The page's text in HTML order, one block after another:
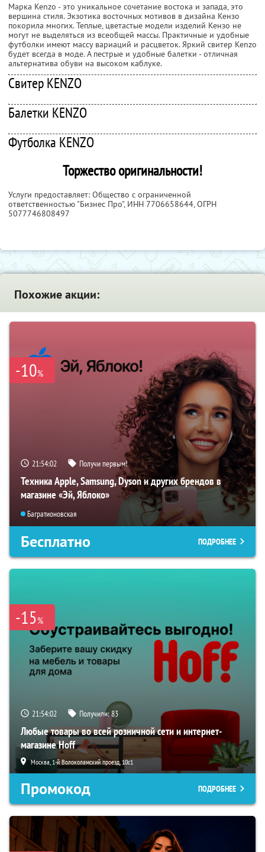
Марка Kenzo - это уникальное сочетание востока и запада, это
вершина стиля. Экзотика восточных мотивов в дизайна Кензо
покорила многих. Теплые, цветастые модели изделий Кензо не
могут не выделяться из всеобщей массы. Практичные и удобные
футболки имеют массу вариаций и расцветок. Яркий свитер Kenzo
будет всегда в моде. А пестрые и удобные балетки - отличная
альтернатива обуви на высоком каблуке.
Свитер KENZO
Балетки KENZO
Футболка KENZO
Торжество оригинальности!
Услуги предоставляет: Общество с ограниченной
ответственностью "Бизнес Про", ИНН 7706658644, ОГРН
5077746808497
Похожие акции:
-10%
21:54:01 Получи первым!
Техника Apple, Samsung, Dyson и других брендов в
магазине «Эй, Яблоко»
Багратионовская
Бесплатно ПОДРОБНЕЕ
-15%
21:54:01 Получили:83
Любые товары во всей розничной сети и интернет-
магазине Hoff
Москва, 1-й Волоколамский проезд, 10с1
Промокод ПОДРОБНЕЕ